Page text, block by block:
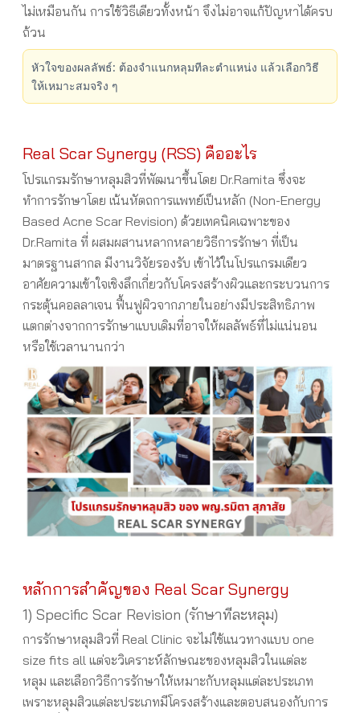
ไม่เหมือนกัน การใช้วิธีเดียวทั้งหน้า จึงไม่อาจแก้ปัญหาได้ครบ
ถ้วน
หัวใจของผลลัพธ์: ต้องจำแนกหลุมทีละตำแหน่ง แล้วเลือกวิธี
ให้เหมาะสมจริง ๆ
Real Scar Synergy (RSS) คืออะไร
โปรแกรมรักษาหลุมสิวที่พัฒนาขึ้นโดย Dr.Ramita ซึ่งจะ
ทำการรักษาโดย เน้นหัตถการแพทย์เป็นหลัก (Non-Energy
Based Acne Scar Revision) ด้วยเทคนิคเฉพาะของ
Dr.Ramita ที่ ผสมผสานหลากหลายวิธีการรักษา ที่เป็น
มาตรฐานสากล มีงานวิจัยรองรับ เข้าไว้ในโปรแกรมเดียว
อาศัยความเข้าใจเชิงลึกเกี่ยวกับโครงสร้างผิวและกระบวนการ
กระตุ้นคอลลาเจน ฟื้นฟูผิวจากภายในอย่างมีประสิทธิภาพ
แตกต่างจากการรักษาแบบเดิมที่อาจให้ผลลัพธ์ที่ไม่แน่นอน
หรือใช้เวลานานกว่า
หลักการสำคัญของ Real Scar Synergy
1) Specific Scar Revision (รักษาทีละหลุม)
การรักษาหลุมสิวที่ Real Clinic จะไม่ใช้แนวทางแบบ one
size fits all แต่จะวิเคราะห์ลักษณะของหลุมสิวในแต่ละ
หลุม และเลือกวิธีการรักษาให้เหมาะกับหลุมแต่ละประเภท
เพราะหลุมสิวแต่ละประเภทมีโครงสร้างและตอบสนองกับการ